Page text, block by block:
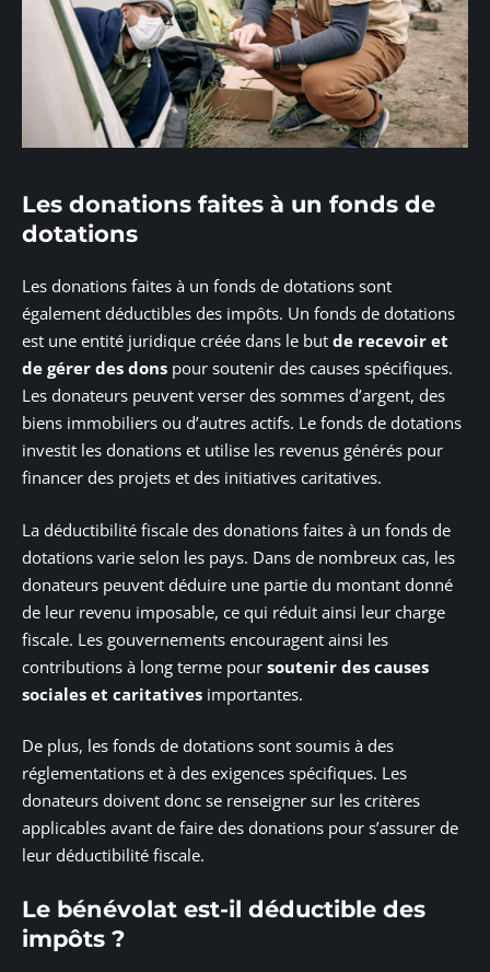
Les donations faites à un fonds de
dotations
Les donations faites à un fonds de dotations sont
également déductibles des impôts. Un fonds de dotations
est une entité juridique créée dans le but de recevoir et
de gérer des dons pour soutenir des causes spécifiques.
Les donateurs peuvent verser des sommes d’argent, des
biens immobiliers ou d’autres actifs. Le fonds de dotations
investit les donations et utilise les revenus générés pour
financer des projets et des initiatives caritatives.
La déductibilité fiscale des donations faites à un fonds de
dotations varie selon les pays. Dans de nombreux cas, les
donateurs peuvent déduire une partie du montant donné
de leur revenu imposable, ce qui réduit ainsi leur charge
fiscale. Les gouvernements encouragent ainsi les
contributions à long terme pour soutenir des causes
sociales et caritatives importantes.
De plus, les fonds de dotations sont soumis à des
réglementations et à des exigences spécifiques. Les
donateurs doivent donc se renseigner sur les critères
applicables avant de faire des donations pour s’assurer de
leur déductibilité fiscale.
Le bénévolat est-il déductible des
impôts ?